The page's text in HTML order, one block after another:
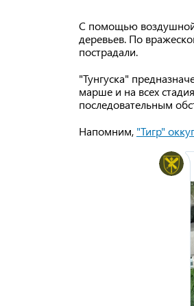
С помощью воздушной
деревьев. По
пострадали.
"Тунгуска"
марше и на всех
последовательным
Напомним, "Тигр"